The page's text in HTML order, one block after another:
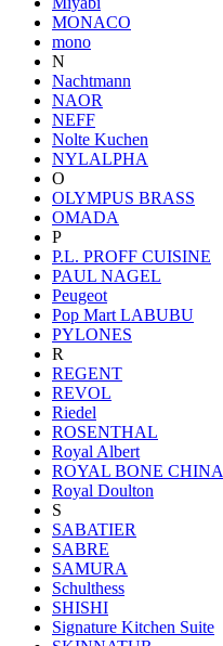
MONACO
mono
N
Nachtmann
NAOR
NEFF
Nolte Kuchen
NYLALPHA
O
OLYMPUS BRASS
OMADA
P
P.L. PROFF CUISINE
PAUL NAGEL
Peugeot
Pop Mart LABUBU
PYLONES
R
REGENT
REVOL
Riedel
ROSENTHAL
Royal Albert
ROYAL BONE CHINA
Royal Doulton
S
SABATIER
SABRE
SAMURA
Schulthess
SHISHI
Signature Kitchen Suite